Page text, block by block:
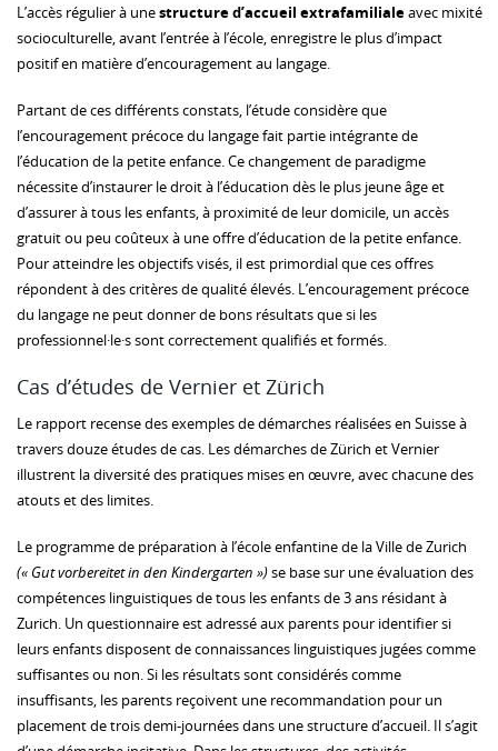
L’accès régulier à unestructure d’accueil extrafamilialeavec mixité
socioculturelle, avant l’entrée à l’école, enregistre le plus d’impact
positif en matière d’encouragement au langage.
Partant de ces différents constats, l’étude considère que
l’encouragement précoce du langage fait partie intégrante de
l’éducation de la petite enfance. Ce changement de paradigme
nécessite d’instaurer le droit à l’éducation dès le plus jeune âge et
d’assurer à tous les enfants, à proximité de leur domicile, un accès
gratuit ou peu coûteux à une offre d’éducation de la petite enfance.
Pour atteindre les objectifs visés, il est primordial que ces offres
répondent à des critères de qualité élevés. L’encouragement précoce
du langage ne peut donner de bons résultats que si les
professionnel·le·s sont correctement qualifiés et formés.
Cas d’études de Vernier et Zürich
Le rapport recense des exemples de démarches réalisées en Suisse à
travers douze études de cas. Les démarches de Zürich et Vernier
illustrent la diversité des pratiques mises en œuvre, avec chacune des
atouts et des limites.
Le programme de préparation à l’école enfantine de la Ville de Zurich
(« Gut vorbereitet in den Kindergarten »)se base sur une évaluation des
compétences linguistiques de tous les enfants de 3 ans résidant à
Zurich. Un questionnaire est adressé aux parents pour identifier si
leurs enfants disposent de connaissances linguistiques jugées comme
suffisantes ou non. Si les résultats sont considérés comme
insuffisants, les parents reçoivent une recommandation pour un
placement de trois demi-journées dans une structure d’accueil. Il s’agit